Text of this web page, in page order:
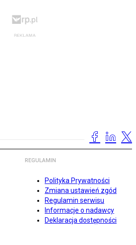
REGULAMIN
Polityka Prywatności
Zmiana ustawień zgód
Regulamin serwisu
Informacje o nadawcy
Deklaracja dostępności